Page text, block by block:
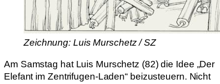
Zeichnung: Luis Murschetz / SZ
Am Samstag hat Luis Murschetz (82) die Idee „Der
Elefant im Zentrifugen-Laden“ beizusteuern. Nicht